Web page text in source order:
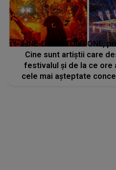
LINE-UP UNTOLD ONE,
Cine sunt artiștii care
festivalul și de la ce ore
cele mai așteptate